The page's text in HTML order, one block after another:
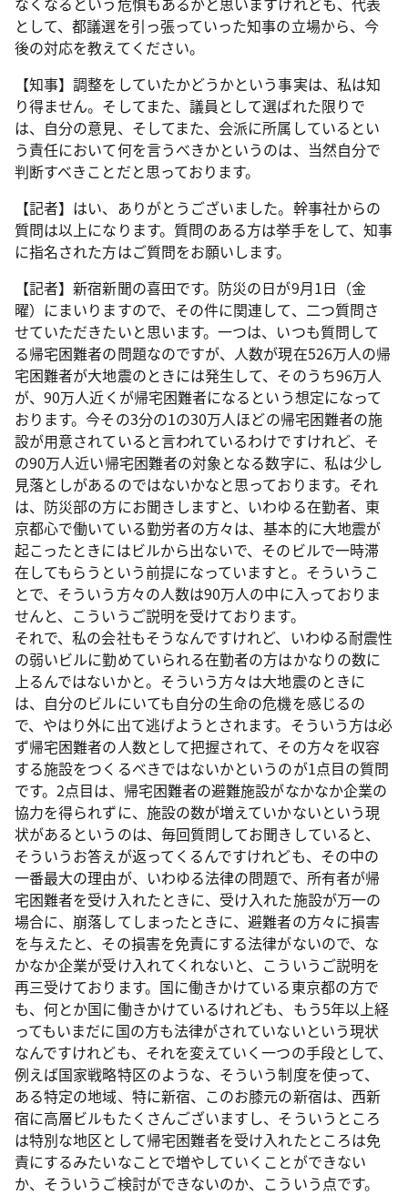
として、都議選を引っ張っていった知事の立場から、今
後の対応を教えてください。
【知事】調整をしていたかどうかという事実は、私は知
り得ません。そしてまた、議員として選ばれた限りで
は、自分の意見、そしてまた、会派に所属しているとい
う責任において何を言うべきかというのは、当然自分で
判断すべきことだと思っております。
【記者】はい、ありがとうございました。幹事社からの
質問は以上になります。質問のある方は挙手をして、知事
に指名された方はご質問をお願いします。
【記者】新宿新聞の喜田です。防災の日が9月1日（金
曜）にまいりますので、その件に関連して、二つ質問さ
せていただきたいと思います。一つは、いつも質問して
る帰宅困難者の問題なのですが、人数が現在526万人の帰
宅困難者が大地震のときには発生して、そのうち96万人
が、90万人近くが帰宅困難者になるという想定になって
おります。今その3分の1の30万人ほどの帰宅困難者の施
設が用意されていると言われているわけですけれど、そ
の90万人近い帰宅困難者の対象となる数字に、私は少し
見落としがあるのではないかなと思っております。それ
は、防災部の方にお聞きしますと、いわゆる在勤者、東
京都心で働いている勤労者の方々は、基本的に大地震が
起こったときにはビルから出ないで、そのビルで一時滞
在してもらうという前提になっていますと。そういうこ
とで、そういう方々の人数は90万人の中に入っておりま
せんと、こういうご説明を受けております。
それで、私の会社もそうなんですけれど、いわゆる耐震性
の弱いビルに勤めていられる在勤者の方はかなりの数に
上るんではないかと。そういう方々は大地震のときに
は、自分のビルにいても自分の生命の危機を感じるの
で、やはり外に出て逃げようとされます。そういう方は必
ず帰宅困難者の人数として把握されて、その方々を収容
する施設をつくるべきではないかというのが1点目の質問
です。2点目は、帰宅困難者の避難施設がなかなか企業の
協力を得られずに、施設の数が増えていかないという現
状があるというのは、毎回質問してお聞きしていると、
そういうお答えが返ってくるんですけれども、その中の
一番最大の理由が、いわゆる法律の問題で、所有者が帰
宅困難者を受け入れたときに、受け入れた施設が万一の
場合に、崩落してしまったときに、避難者の方々に損害
を与えたと、その損害を免責にする法律がないので、な
かなか企業が受け入れてくれないと、こういうご説明を
再三受けております。国に働きかけている東京都の方で
も、何とか国に働きかけているけれども、もう5年以上経
ってもいまだに国の方も法律がされていないという現状
なんですけれども、それを変えていく一つの手段として、
例えば国家戦略特区のような、そういう制度を使って、
ある特定の地域、特に新宿、このお膝元の新宿は、西新
宿に高層ビルもたくさんございますし、そういうところ
は特別な地区として帰宅困難者を受け入れたところは免
責にするみたいなことで増やしていくことができない
か、そういうご検討ができないのか、こういう点です。